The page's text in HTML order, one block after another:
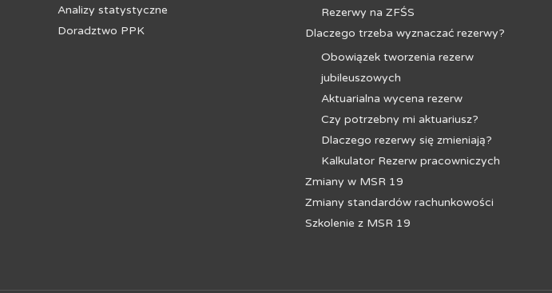
Analizy statystyczne
Doradztwo PPK
Rezerwy na ZFŚS
Dlaczego trzeba wyznaczać rezerwy?
Obowiązek tworzenia rezerw
jubileuszowych
Aktuarialna wycena rezerw
Czy potrzebny mi aktuariusz?
Dlaczego rezerwy się zmieniają?
Kalkulator Rezerw pracowniczych
Zmiany w MSR 19
Zmiany standardów rachunkowości
Szkolenie z MSR 19